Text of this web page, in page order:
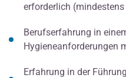
erforderlich (mindestens
Berufserfahrung in
Hygieneanforderungen
Erfahrung in der